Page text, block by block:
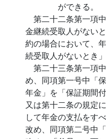
ができる。
第二十二条第一項
金継続受取人がない
約の場合において、
続受取人がないとき」
第二十三条第一項
め、同項第一号中「
年金」を「保証期間
又は第十二条の規定
して年金の支払をす
改め、同項第二号中